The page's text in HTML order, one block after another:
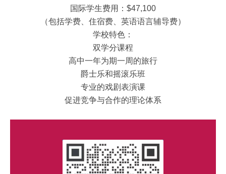
国际学生费用：$47,100
（包括学费、住宿费、英语语言辅导费）
学校特色：
双学分课程
高中一年为期一周的旅行
爵士乐和摇滚乐班
专业的戏剧表演课
促进竞争与合作的理论体系